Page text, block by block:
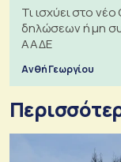
Τι ισχύει στο
δηλώσεων ή μη
ΑΑΔΕ
Ανθή Γεωργίου